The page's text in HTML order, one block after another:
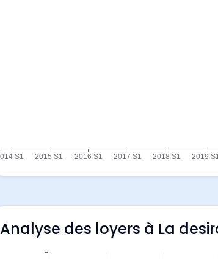
Analyse des loyers à La